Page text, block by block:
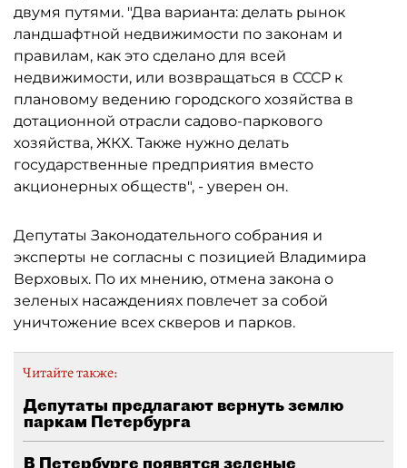
двумя путями. "Два варианта: делать рынок
ландшафтной недвижимости по законам и
правилам, как это сделано для всей
недвижимости, или возвращаться в СССР к
плановому ведению городского хозяйства в
дотационной отрасли садово-паркового
хозяйства, ЖКХ. Также нужно делать
государственные предприятия вместо
акционерных обществ", - уверен он.
Депутаты Законодательного собрания и
эксперты не согласны с позицией Владимира
Верховых. По их мнению, отмена закона о
зеленых насаждениях повлечет за собой
уничтожение всех скверов и парков.
Читайте также:
Депутаты предлагают вернуть землю
паркам Петербурга
В Петербурге появятся зеленые